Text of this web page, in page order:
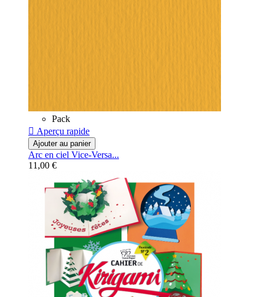
Pack
 Aperçu rapide
Ajouter au panier
Arc en ciel Vice-Versa...
11,00 €